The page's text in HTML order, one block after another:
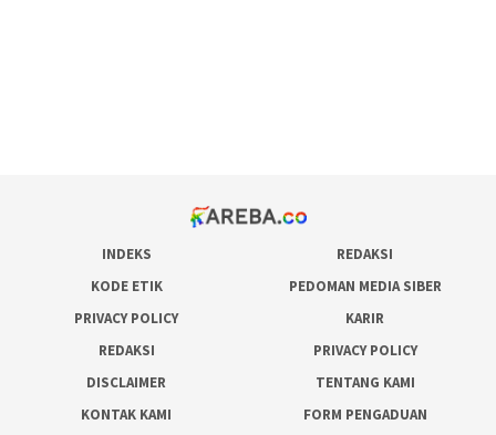
INDEKS
REDAKSI
KODE ETIK
PEDOMAN MEDIA SIBER
PRIVACY POLICY
KARIR
REDAKSI
PRIVACY POLICY
DISCLAIMER
TENTANG KAMI
KONTAK KAMI
FORM PENGADUAN